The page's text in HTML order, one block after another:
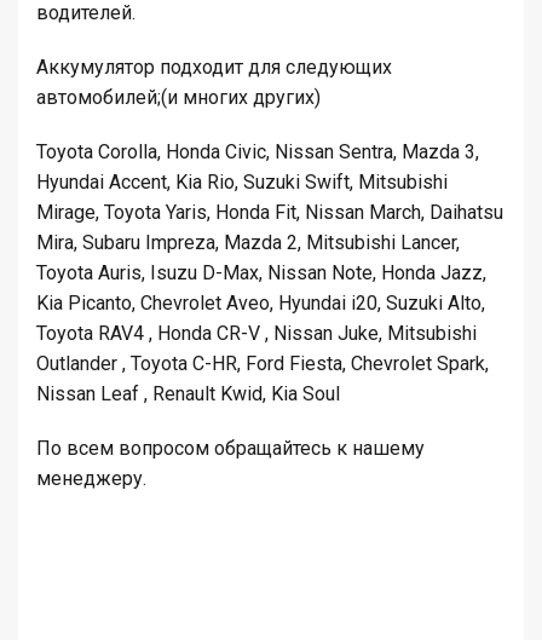
водителей.
Аккумулятор подходит для следующих
автомобилей;(и многих других)
Toyota Corolla, Honda Civic, Nissan Sentra, Mazda 3,
Hyundai Accent, Kia Rio, Suzuki Swift, Mitsubishi
Mirage, Toyota Yaris, Honda Fit, Nissan March, Daihatsu
Mira, Subaru Impreza, Mazda 2, Mitsubishi Lancer,
Toyota Auris, Isuzu D-Max, Nissan Note, Honda Jazz,
Kia Picanto, Chevrolet Aveo, Hyundai i20, Suzuki Alto,
Toyota RAV4 , Honda CR-V , Nissan Juke, Mitsubishi
Outlander , Toyota C-HR, Ford Fiesta, Chevrolet Spark,
Nissan Leaf , Renault Kwid, Kia Soul
По всем вопросом обращайтесь к нашему
менеджеру.